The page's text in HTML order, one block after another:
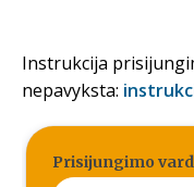
Instrukcija
nepavyksta:
Prisijungimo